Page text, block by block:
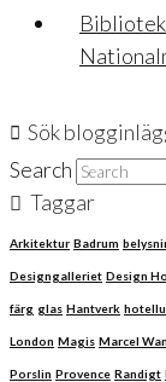
Bibliotek
Sök
Search
Taggar
Arkitektur Badrum
Designgalleriet Design
färg glas Hantverk
London Magis Marcel
Porslin Provence Randigt